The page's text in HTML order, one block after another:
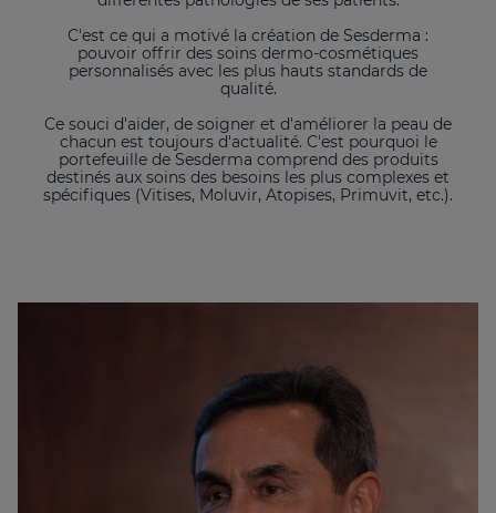
C'est ce qui a motivé la création de Sesderma :
pouvoir offrir des soins dermo-cosmétiques
personnalisés avec les plus hauts standards de
qualité.
Ce souci d'aider, de soigner et d'améliorer la peau de
chacun est toujours d'actualité. C'est pourquoi le
portefeuille de Sesderma comprend des produits
destinés aux soins des besoins les plus complexes et
spécifiques (Vitises, Moluvir, Atopises, Primuvit, etc.).